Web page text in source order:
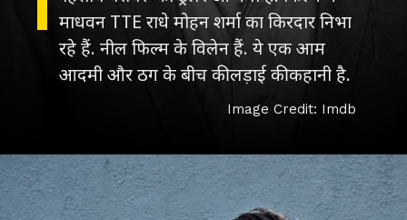
माधवन TTE राधे मोहन शर्मा का किरदार निभा
रहे हैं. नील फिल्म के विलेन हैं. ये एक आम
आदमी और ठग के बीच की लड़ाई की कहानी है.
Image Credit: Imdb